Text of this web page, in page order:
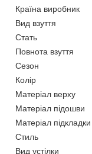
Країна виробник
Вид взуття
Стать
Повнота взуття
Сезон
Колір
Матеріал верху
Матеріал підошви
Матеріал підкладки
Стиль
Вид устілки